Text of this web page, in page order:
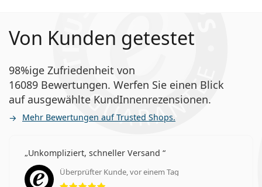
Von Kunden getestet
98%ige Zufriedenheit von
16089 Bewertungen. Werfen Sie einen Blick
auf ausgewählte KundInnenrezensionen.
Mehr Bewertungen auf Trusted Shops.
Unkompliziert, schneller Versand
Überprüfter Kunde, vor einem Tag
Bewertung 5 aus 5